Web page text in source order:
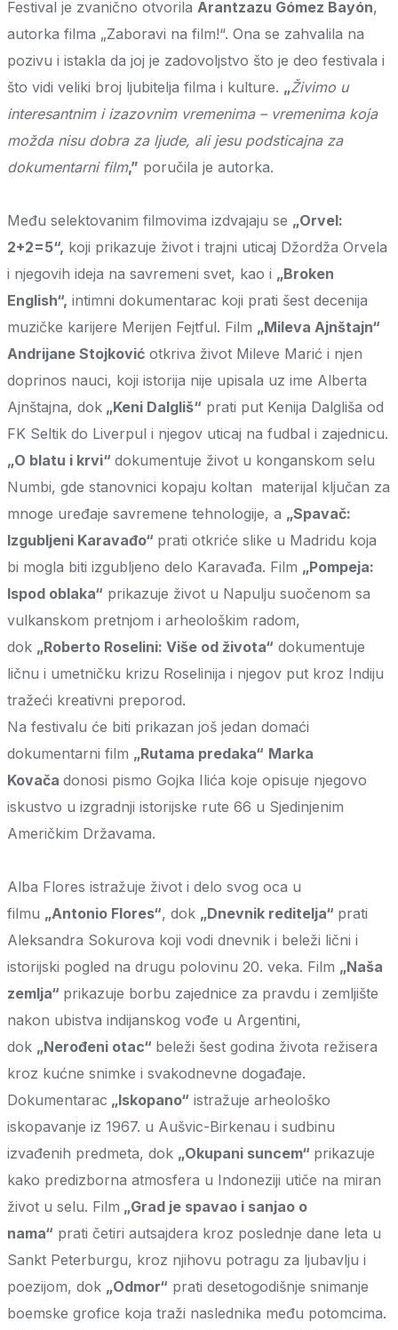
Festival je zvanično otvorila Arantzazu Gómez Bayón,
autorka filma „Zaboravi na film!“. Ona se zahvalila na
pozivu i istakla da joj je zadovoljstvo što je deo festivala i
što vidi veliki broj ljubitelja filma i kulture. „Živimo u
interesantnim i izazovnim vremenima – vremenima koja
možda nisu dobra za ljude, ali jesu podsticajna za
dokumentarni film,” poručila je autorka.
Među selektovanim filmovima izdvajaju se „Orvel:
2+2=5“, koji prikazuje život i trajni uticaj Džordža Orvela
i njegovih ideja na savremeni svet, kao i „Broken
English“, intimni dokumentarac koji prati šest decenija
muzičke karijere Merijen Fejtful. Film „Mileva Ajnštajn“
Andrijane Stojković otkriva život Mileve Marić i njen
doprinos nauci, koji istorija nije upisala uz ime Alberta
Ajnštajna, dok „Keni Dalgliš“ prati put Kenija Dalgliša od
FK Seltik do Liverpul i njegov uticaj na fudbal i zajednicu.
„O blatu i krvi“ dokumentuje život u konganskom selu
Numbi, gde stanovnici kopaju koltan materijal ključan za
mnoge uređaje savremene tehnologije, a „Spavač:
Izgubljeni Karavađo“ prati otkriće slike u Madridu koja
bi mogla biti izgubljeno delo Karavađa. Film „Pompeja:
Ispod oblaka“ prikazuje život u Napulju suočenom sa
vulkanskom pretnjom i arheološkim radom,
dok „Roberto Roselini: Više od života“ dokumentuje
ličnu i umetničku krizu Roselinija i njegov put kroz Indiju
tražeći kreativni preporod.
Na festivalu će biti prikazan još jedan domaći
dokumentarni film „Rutama predaka“ Marka
Kovača donosi pismo Gojka Ilića koje opisuje njegovo
iskustvo u izgradnji istorijske rute 66 u Sjedinjenim
Američkim Državama.
Alba Flores istražuje život i delo svog oca u
filmu „Antonio Flores“, dok „Dnevnik reditelja“ prati
Aleksandra Sokurova koji vodi dnevnik i beleži lični i
istorijski pogled na drugu polovinu 20. veka. Film „Naša
zemlja“ prikazuje borbu zajednice za pravdu i zemljište
nakon ubistva indijanskog vođe u Argentini,
dok „Nerođeni otac“ beleži šest godina života režisera
kroz kućne snimke i svakodnevne događaje.
Dokumentarac „Iskopano“ istražuje arheološko
iskopavanje iz 1967. u Aušvic-Birkenau i sudbinu
izvađenih predmeta, dok „Okupani suncem“ prikazuje
kako predizborna atmosfera u Indoneziji utiče na miran
život u selu. Film „Grad je spavao i sanjao o
nama“ prati četiri autsajdera kroz poslednje dane leta u
Sankt Peterburgu, kroz njihovu potragu za ljubavlju i
poezijom, dok „Odmor“ prati desetogodišnje snimanje
boemske grofice koja traži naslednika među potomcima.